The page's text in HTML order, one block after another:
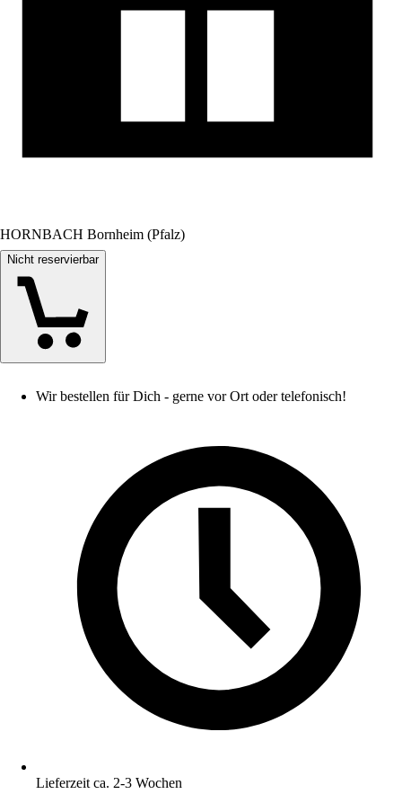
HORNBACH Bornheim (Pfalz)
Nicht reservierbar
Wir bestellen für Dich - gerne vor Ort oder telefonisch!
Lieferzeit ca. 2-3 Wochen